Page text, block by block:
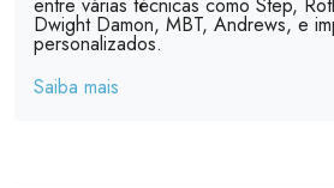
Dwight Damon, MBT, Andrews, e
personalizados.
Saiba mais